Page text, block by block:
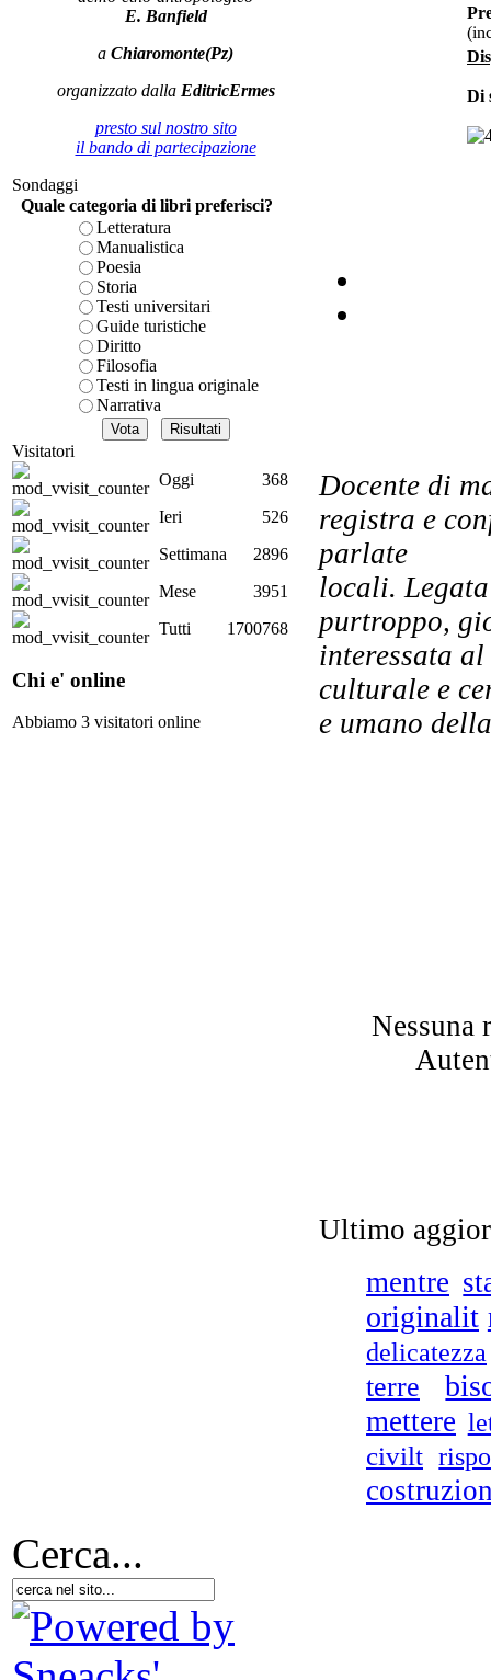
-
E. Banfield
a Chiaromonte(Pz)
organizzato dalla EditricErmes
presto sul nostro sito
il bando di partecipazione
Sondaggi
Quale categoria di libri preferisci?
Letteratura
Manualistica
Poesia
Storia
Testi universitari
Guide turistiche
Diritto
Filosofia
Testi in lingua originale
Narrativa
Visitatori
Oggi
368
Ieri
526
Settimana
2896
Mese
3951
Tutti
1700768
Chi e' online
Abbiamo 3 visitatori online
Di
Docente di
registra e
parlate
locali.
purtroppo,
interessata
culturale e
e umano
Nessuna
Ultimo
mentre
originalit
delicatezza
terre
mettere
civilt
Cerca...